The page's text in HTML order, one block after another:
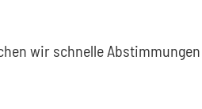
wir schnelle